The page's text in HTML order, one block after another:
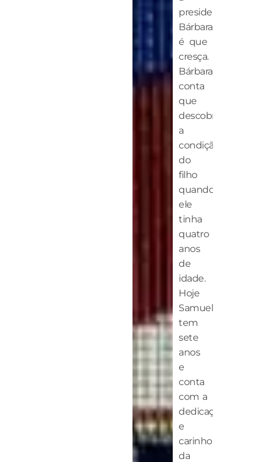
presidente,
Bárbara,
é que
cresça.
Bárbara
conta
que
descobriu
a
condição
do
filho
quando
ele
tinha
quatro
anos
de
idade.
Hoje
Samuel
tem
sete
anos
e
conta
com a
dedicação
e
carinho
da